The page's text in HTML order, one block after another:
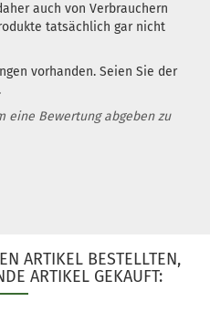
auch von Verbrauchern
tatsächlich gar nicht
vorhanden. Seien Sie der
eine Bewertung abgeben zu
ARTIKEL BESTELLTEN,
ARTIKEL GEKAUFT: